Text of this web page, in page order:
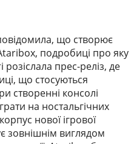
що створює
подробиці про яку
прес-реліз, де
що стосуються
створенні консолі
на ностальгічних
нової ігрової
зовнішнім виглядом